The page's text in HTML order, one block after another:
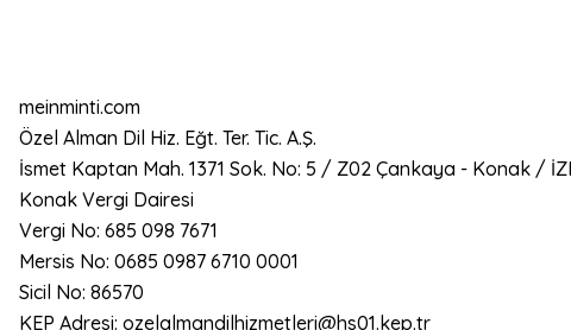
meinminti.com
Özel Alman Dil Hiz. Eğt. Ter. Tic. A.Ş.
İsmet Kaptan Mah. 1371 Sok. No: 5 / Z02 Çankaya - Konak /
Konak Vergi Dairesi
Vergi No: 685 098 7671
Mersis No: 0685 0987 6710 0001
Sicil No: 86570
KEP Adresi: ozelalmandilhizmetleri@hs01.kep.tr